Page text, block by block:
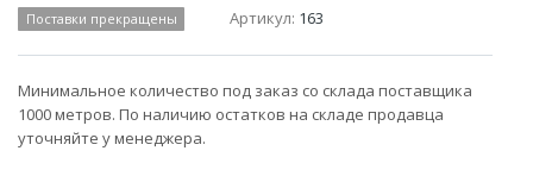
Поставки прекращены Артикул: 163
Минимальное количество под заказ со склада поставщика
1000 метров. По наличию остатков на складе продавца
уточняйте у менеджера.